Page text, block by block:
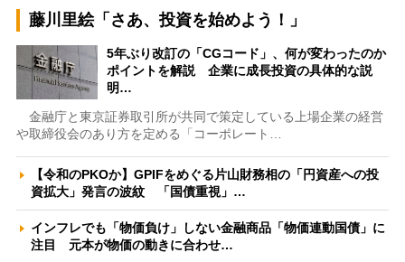
藤川里絵「さあ、投資を始めよう！」
5年ぶり改訂の「CGコード」、何が変わったのか
ポイントを解説 企業に成長投資の具体的な説
明…
金融庁と東京証券取引所が共同で策定している上場企業の経営
や取締役会のあり方を定める「コーポレート…
【令和のPKOか】GPIFをめぐる片山財務相の「円資産への投
資拡大」発言の波紋 「国債重視」…
インフレでも「物価負け」しない金融商品「物価連動国債」に
注目 元本が物価の動きに合わせ…